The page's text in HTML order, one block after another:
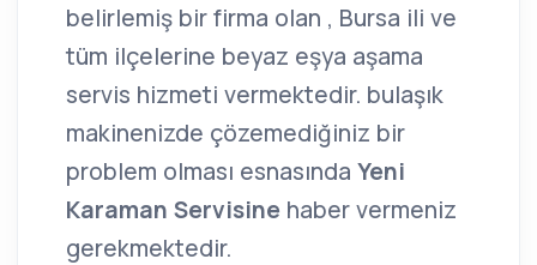
belirlemiş bir firma olan , Bursa ili ve
tüm ilçelerine beyaz eşya aşama
servis hizmeti vermektedir. bulaşık
makinenizde çözemediğiniz bir
problem olması esnasında Yeni
Karaman Servisine haber vermeniz
gerekmektedir.